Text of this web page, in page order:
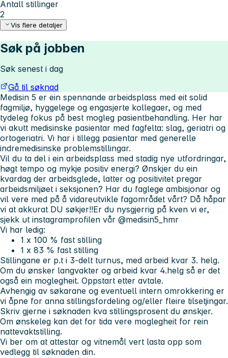
Antall stillinger
2
Vis flere detaljer
Søk på jobben
Søk senest i dag
Gå til søknad
Medisin 5 er ein spennande arbeidsplass med eit solid
fagmiljø, hyggelege og engasjerte kollegaer, og med
tydeleg fokus på best mogleg pasientbehandling. Her har
vi akutt medisinske pasientar med fagfelta: slag, geriatri og
ortogeriatri. Vi har i tillegg pasientar med generelle
indremedisinske problemstillingar.
Vil du ta del i ein arbeidsplass med stadig nye utfordringar,
høgt tempo og mykje positiv energi? Ønskjer du ein
kvardag der arbeidsglede, latter og positivitet pregar
arbeidsmiljøet i seksjonen? Har du faglege ambisjonar og
vil vere med på å vidareutvikle fagområdet vårt? Då håpar
vi at akkurat DU søkjer!!Er du nysgjerrig på kven vi er,
sjekk ut instagramprofilen vår @medisin5_hmr
Vi har ledig:
1 x 100 % fast stilling
1 x 83 % fast stilling
Stillingane er p.t i 3-delt turnus, med arbeid kvar 3. helg.
Om du ønsker langvakter og arbeid kvar 4.helg så er det
også ein moglegheit. Oppstart etter avtale.
Avhengig av søkarane og eventuell intern omrokkering er
vi åpne for anna stillingsfordeling og/eller fleire tilsetjingar.
Skriv gjerne i søknaden kva stillingsprosent du ønskjer.
Om ønskeleg kan det for tida vere moglegheit for rein
nattevaktstilling.
Vi ber om at attestar og vitnemål vert lasta opp som
vedlegg til søknaden din.